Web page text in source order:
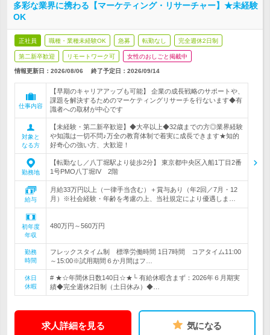
多彩な業界に携わる【マーケティング・リサーチャー】★未経験
OK
正社員 職種・業種未経験OK 急募 転勤なし 完全週休2日制
第二新卒歓迎 リモートワーク可 女性のおしごと掲載中
情報更新日：2026/08/06 終了予定日： 2026/09/14
仕事内容
【早期のキャリアアップも可能】 企業の成長戦略のサポートや、
課題を解決するためのマーケティングリサーチを行ないます◆有
識者への取材が中心です
対象と
なる方
【未経験・第二新卒歓迎】◆大卒以上◆32歳までの方◎業界経験
や知識は一切不問♪万全の教育体制で着実に成長できます★知的
好奇心の強い方、大歓迎！
勤務地
【転勤なし／八丁堀駅より徒歩2分】 東京都中央区入船1丁目2番
1号PMO八丁堀IV 2階
給与
月給33万円以上（一律手当含む）＋賞与あり（年2回／7月・12
月）※社会経験・年齢を考慮の上、当社規定により優遇しま…
初年度
年収
480万円～560万円
勤務
時間
フレックスタイム制 標準労働時間 1日7時間 コアタイム11:00
～15:00※試用期間６か月間はフ…
休日
休暇
# ★☆年間休日数140日☆★└ 有給休暇含まず：2026年６月期実
績◆完全週休2日制（土日休み）◆…
求人詳細を見る 気になる